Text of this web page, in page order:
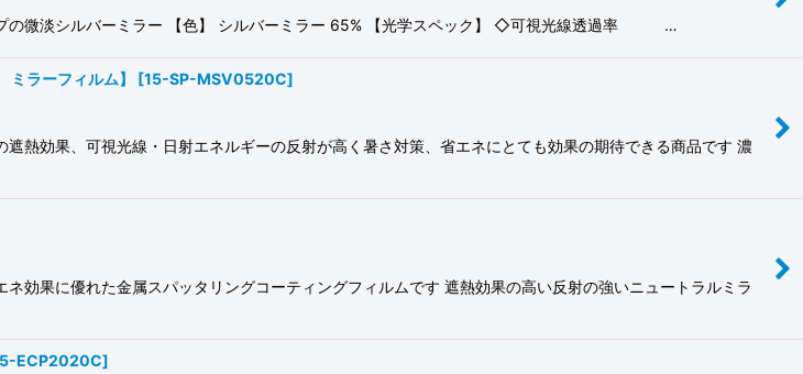
プの微淡シルバーミラー 【色】 シルバーミラー 65% 【光学スペック】 ◇可視光線透過率 …
ラーフィルム】 [15-SP-MSV0520C]
熱効果、可視光線・日射エネルギーの反射が高く暑さ対策、省エネにとても効果の期待できる商品です 濃
効果に優れた金属スパッタリングコーティングフィルムです 遮熱効果の高い反射の強いニュートラルミラ
ECP2020C]